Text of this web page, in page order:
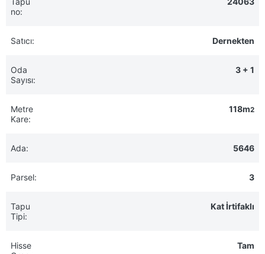
no:
Satıcı: Dernekten
Oda
Sayısı:
3 + 1
Metre
Kare:
118m2
Ada: 5646
Parsel: 3
Tapu
Tipi:
Kat İrtifaklı
Hisse
Tam